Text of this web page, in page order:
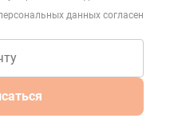
данных согласен